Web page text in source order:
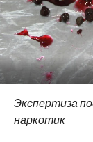
Экспертиза
наркотик